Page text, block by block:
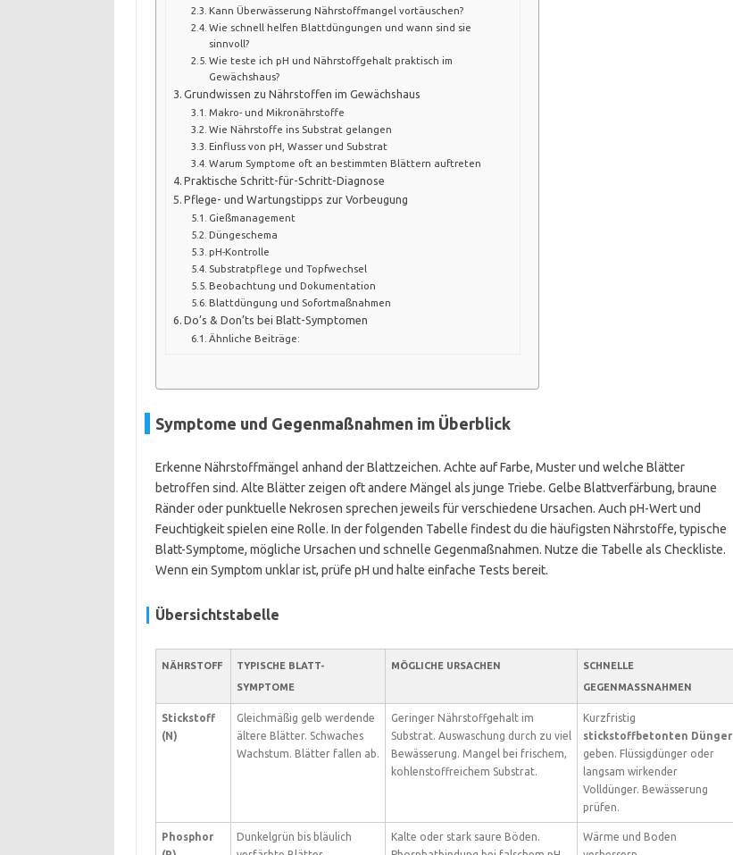
Kann Überwässerung Nährstoffmangel vortäuschen?
Wie schnell helfen Blattdüngungen und wann sind sie
sinnvoll?
Wie teste ich pH und Nährstoffgehalt praktisch im
Gewächshaus?
Grundwissen zu Nährstoffen im Gewächshaus
Makro- und Mikronährstoffe
Wie Nährstoffe ins Substrat gelangen
Einfluss von pH, Wasser und Substrat
Warum Symptome oft an bestimmten Blättern auftreten
Praktische Schritt-für-Schritt-Diagnose
Pflege- und Wartungstipps zur Vorbeugung
Gießmanagement
Düngeschema
pH-Kontrolle
Substratpflege und Topfwechsel
Beobachtung und Dokumentation
Blattdüngung und Sofortmaßnahmen
Do’s & Don’ts bei Blatt-Symptomen
Ähnliche Beiträge:
Symptome und Gegenmaßnahmen im Überblick
Erkenne Nährstoffmängel anhand der Blattzeichen. Achte auf Farbe, Muster und welche Blätter
betroffen sind. Alte Blätter zeigen oft andere Mängel als junge Triebe. Gelbe Blattverfärbung, braune
Ränder oder punktuelle Nekrosen sprechen jeweils für verschiedene Ursachen. Auch pH-Wert und
Feuchtigkeit spielen eine Rolle. In der folgenden Tabelle findest du die häufigsten Nährstoffe, typische
Blatt-Symptome, mögliche Ursachen und schnelle Gegenmaßnahmen. Nutze die Tabelle als Checkliste.
Wenn ein Symptom unklar ist, prüfe pH und halte einfache Tests bereit.
Übersichtstabelle
NÄHRSTOFF
TYPISCHE BLATT-
SYMPTOME
MÖGLICHE URSACHEN
SCHNELLE
GEGENMASSNAHMEN
Stickstoff
(N)
Gleichmäßig gelb werdende
ältere Blätter. Schwaches
Wachstum. Blätter fallen ab.
Geringer Nährstoffgehalt im
Substrat. Auswaschung durch zu viel
Bewässerung. Mangel bei frischem,
kohlenstoffreichem Substrat.
Kurzfristig
stickstoffbetonten Dünger
geben. Flüssigdünger oder
langsam wirkender
Volldünger. Bewässerung
prüfen.
Phosphor
Dunkelgrün bis bläulich
Kalte oder stark saure Böden.
Wärme und Boden